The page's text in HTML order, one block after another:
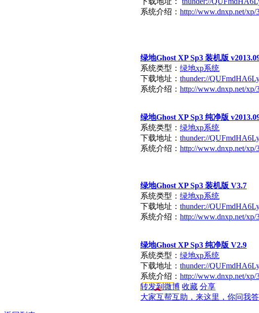
系统介绍： http://www.dnxp.net/xp/
绿地Ghost XP Sp3 装机版
系统类型： 绿地xp系统
下载地址： thunder://
系统介绍： http://www.dnxp.net/xp/
绿地Ghost XP Sp3 纯净版
系统类型： 绿地xp系统
下载地址： thunder://
系统介绍： http://www.dnxp.net/xp/
绿地Ghost XP Sp3 装机版 V3.7
系统类型： 绿地xp系统
下载地址： thunder://
系统介绍： http://www.dnxp.net/xp/
绿地Ghost XP Sp3 纯净版 V2.9
系统类型： 绿地xp系统
下载地址： thunder://
系统介绍： http://www.dnxp.net/xp/
转发到微博 收藏 分享
大家互帮互助，来这里，你问我